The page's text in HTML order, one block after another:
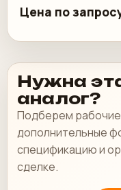
Цена по
Нужна
аналог?
Подберем
дополнительные
спецификацию и
сделке.